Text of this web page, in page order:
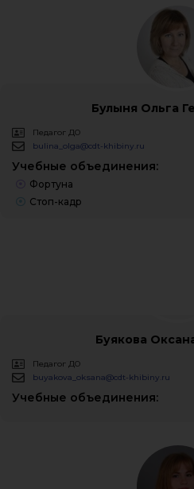
Булыня Ольга
Педагог ДО
bulina_olga@cdt-khibiny.ru
Учебные объединения:
Фортуна
Стоп-кадр
Буякова
Педагог ДО
buyakova_oksana@cdt-khibiny.ru
Учебные объединения: